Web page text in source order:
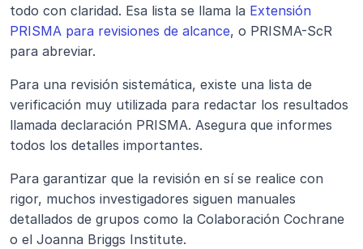
todo con claridad. Esa lista se llama la Extensión
PRISMA para revisiones de alcance, o PRISMA-ScR
para abreviar.
Para una revisión sistemática, existe una lista de
verificación muy utilizada para redactar los resultados
llamada declaración PRISMA. Asegura que informes
todos los detalles importantes.
Para garantizar que la revisión en sí se realice con
rigor, muchos investigadores siguen manuales
detallados de grupos como la Colaboración Cochrane
o el Joanna Briggs Institute.